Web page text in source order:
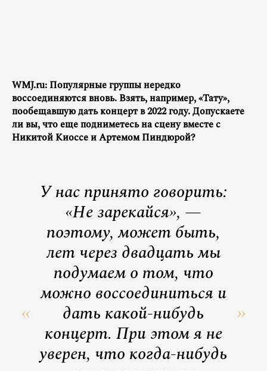
WMJ.ru: Популярные группы нередко
воссоединяются вновь. Взять, например, «Тату»,
пообещавшую дать концерт в 2022 году. Допускаете
ли вы, что еще подниметесь на сцену вместе с
Никитой Киоссе и Артемом Пиндюрой?
У нас принято говорить:
«Не зарекайся», —
поэтому, может быть,
лет через двадцать мы
подумаем о том, что
можно воссоединиться и
дать какой-нибудь
концерт. При этом я не
уверен, что когда-нибудь